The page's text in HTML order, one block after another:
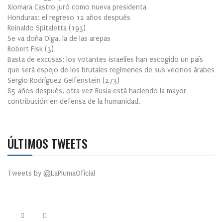
Xiomara Castro juró como nueva presidenta
Honduras: el regreso 12 años después
Reinaldo Spitaletta (193)
Se va doña Olga, la de las arepas
Robert Fisk (3)
Basta de excusas: los votantes israelíes han escogido un país
que será espejo de los brutales regímenes de sus vecinos árabes
Sergio Rodríguez Gelfenstein (273)
85 años después, otra vez Rusia está haciendo la mayor
contribución en defensa de la humanidad.
ÚLTIMOS TWEETS
Tweets by @LaPlumaOficial